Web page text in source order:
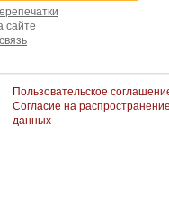
сайте
Пользовательское
Согласие на
данных